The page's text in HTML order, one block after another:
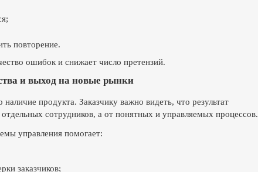
повторение.
ошибок и снижает число претензий.
и выход на новые рынки
наличие продукта. Заказчику важно видеть, что результат
сотрудников, а от понятных и управляемых процессов.
управления помогает:
заказчиков;